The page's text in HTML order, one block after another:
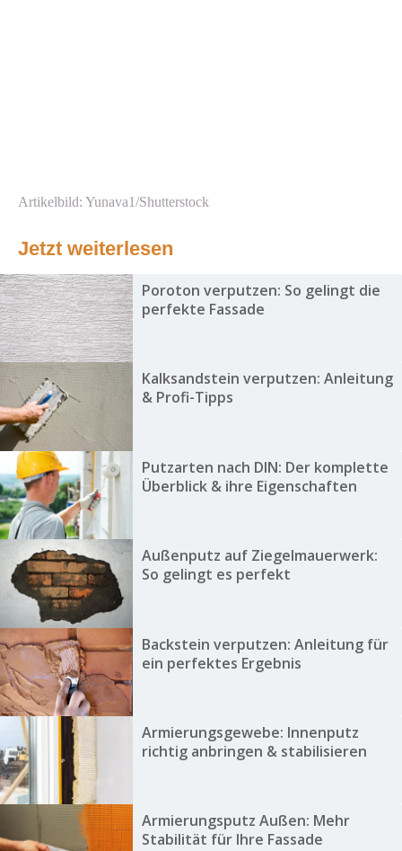
Artikelbild: Yunava1/Shutterstock
Jetzt weiterlesen
Poroton verputzen: So gelingt die
perfekte Fassade
Kalksandstein verputzen: Anleitung
& Profi-Tipps
Putzarten nach DIN: Der komplette
Überblick & ihre Eigenschaften
Außenputz auf Ziegelmauerwerk:
So gelingt es perfekt
Backstein verputzen: Anleitung für
ein perfektes Ergebnis
Armierungsgewebe: Innenputz
richtig anbringen & stabilisieren
Armierungsputz Außen: Mehr
Stabilität für Ihre Fassade